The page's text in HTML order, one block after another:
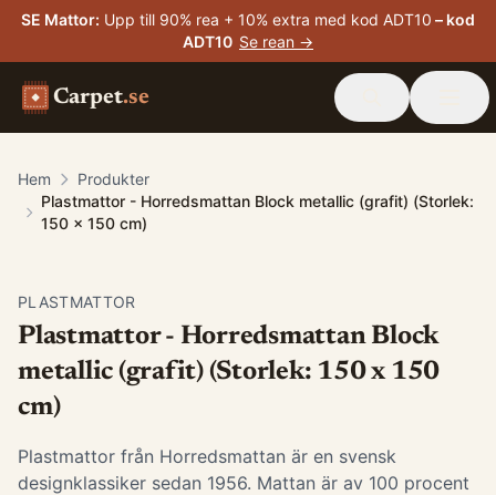
SE Mattor: Upp till 90% rea + 10% extra med kod ADT10 – kod
ADT10 Se rean →
Carpet.se
Hem
Produkter
Plastmattor - Horredsmattan Block metallic (grafit) (Storlek:
150 x 150 cm)
PLASTMATTOR
Plastmattor - Horredsmattan Block
metallic (grafit) (Storlek: 150 x 150
cm)
Plastmattor från Horredsmattan är en svensk
designklassiker sedan 1956. Mattan är av 100 procent